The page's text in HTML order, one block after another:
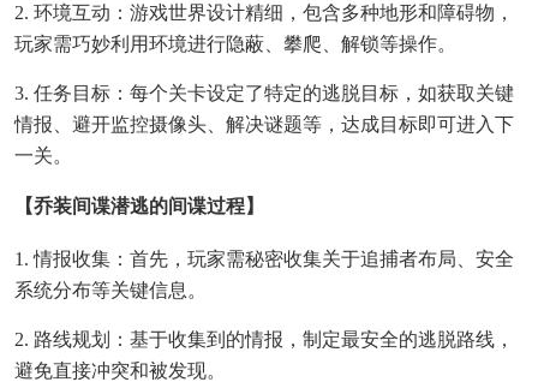
2. 环境互动：游戏世界设计精细，包含多种地形和障碍物，
玩家需巧妙利用环境进行隐蔽、攀爬、解锁等操作。
3. 任务目标：每个关卡设定了特定的逃脱目标，如获取关键
情报、避开监控摄像头、解决谜题等，达成目标即可进入下
一关。
【乔装间谍潜逃的间谍过程】
1. 情报收集：首先，玩家需秘密收集关于追捕者布局、安全
系统分布等关键信息。
2. 路线规划：基于收集到的情报，制定最安全的逃脱路线，
避免直接冲突和被发现。